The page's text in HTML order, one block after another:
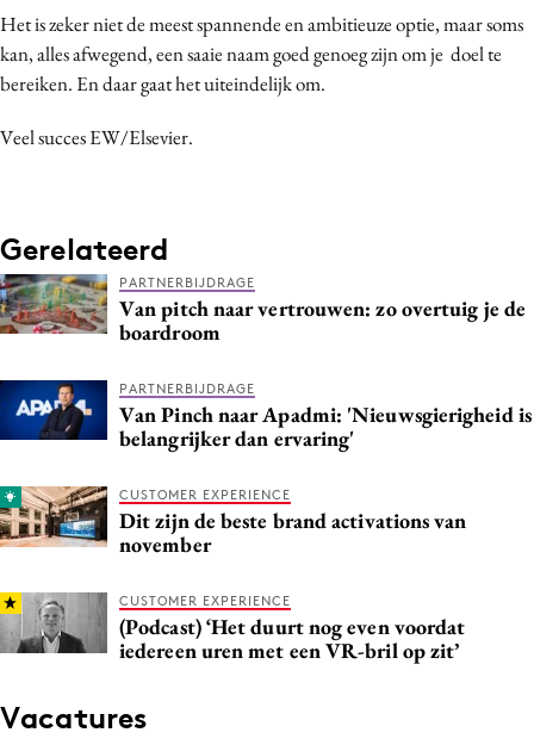
Het is zeker niet de meest spannende en ambitieuze optie, maar soms
kan, alles afwegend, een saaie naam goed genoeg zijn om je doel te
bereiken. En daar gaat het uiteindelijk om.
Veel succes EW/Elsevier.
Gerelateerd
PARTNERBIJDRAGE
Van pitch naar vertrouwen: zo overtuig je de
boardroom
PARTNERBIJDRAGE
Van Pinch naar Apadmi: 'Nieuwsgierigheid is
belangrijker dan ervaring'
CUSTOMER EXPERIENCE
Dit zijn de beste brand activations van
november
CUSTOMER EXPERIENCE
(Podcast) ‘Het duurt nog even voordat
iedereen uren met een VR-bril op zit’
Vacatures